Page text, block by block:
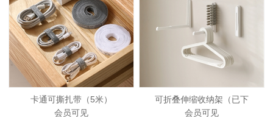
卡通可撕扎带（5米）
会员可见
可折叠伸缩收纳架（已下
会员可见